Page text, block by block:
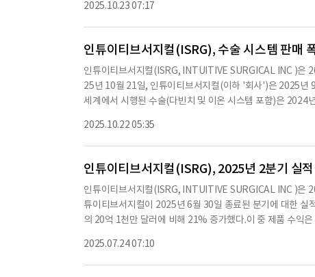
천 건에 달했다.제품 수익의 주요 증가 요인은 다빈치 수술
경우 일반 외과 수술에서의 성장이 두드러졌다.시스템 수익
매 증가와 운영 리스 수익의 증가에 기인한다.2025년 3분기
이는 전년 동기 대비 13% 증가한 수치다.이 중 240대는 차
스템의 설치 대수는 약 1만 763대에 달했다.인튜이티브서
이는 전년 동기 대비 21% 증가한 수치다.이 회사는 앞으로
재 인튜이티브서지컬은 84억 달러의 현금 및 현금성 자산을
2025.10.23 07:17
인튜이티브서지컬(ISRG), 수술 시스템 판매
인튜이티브서지컬(ISRG, INTUITIVE SURGICAL INC )은
25년 10월 21일, 인튜이티브서지컬(이하 '회사')은 2025년
세계에서 시행된 수술(다빈치 및 이온 시스템 포함)은 2024
해 증가한 수치다.2025년 3분기 다빈치 수술 시스템 배치에
0대에 비해 증가한 수치다.또한, 회사는 50대의 이온 내강
25년 9월 30일 기준으로 회사의 다빈치 수술 시스템 설치
다.이온 내강 시스템 설치 대수는 954대로, 2024년 9월 30
달러로, 2024년 3분기 20억 4천만 달러에 비해 23% 증가
익은 1.95달러로, 2024년 3분기 5억 6천 5백만 달러, 희석
7백만 달러, 희석 주당 순이익은 2.40달러로, 2024년 3분기
2025.10.22 05:35
인튜이티브서지컬(ISRG), 2025년 2분기 실
인튜이티브서지컬(ISRG, INTUITIVE SURGICAL INC )은
튜이티브서지컬이 2025년 6월 30일 종료된 분기에 대한 실
의 20억 1천만 달러에 비해 21% 증가했다.이 중 제품 수익
1천 건에 비해 17% 증가했다.또한, 이온 시스템을 이용한
2% 증가했다.제품 및 액세서리 수익은 14억 7천만 달러로
2025.07.24 07:10